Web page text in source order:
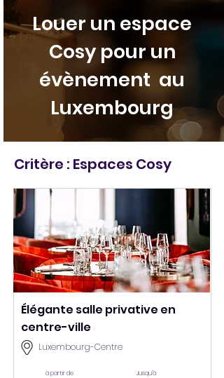
Louer un espace
Cosy pour un
évènement au
Luxembourg
Critère : Espaces Cosy
Élégante salle privative en
centre-ville
Luxembourg-Centre
à partir de Jusqu’à